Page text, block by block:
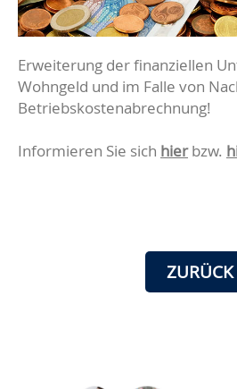
Erweiterung der finanziellen
Wohngeld und im Falle von
Betriebskostenabrechnung!
Informieren Sie sich hierbzw.
ZURÜCK